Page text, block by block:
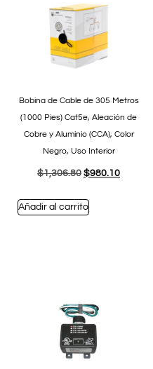
Bobina de Cable de 305 Metros
(1000 Pies) Cat5e, Aleación de
Cobre y Aluminio (CCA), Color
Negro, Uso Interior
$1,306.80 $980.10
Añadir al carrito